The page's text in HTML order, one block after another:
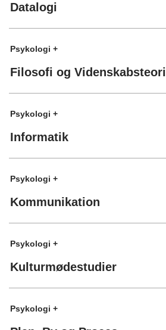
Datalogi
Psykologi +
Filosofi og Videnskabsteori
Psykologi +
Informatik
Psykologi +
Kommunikation
Psykologi +
Kulturmødestudier
Psykologi +